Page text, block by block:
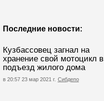
Последние новости:
Кузбассовец загнал на
хранение свой мотоцикл в
подъезд жилого дома
в 20:57 23 мар 2021 г. Сибдепо